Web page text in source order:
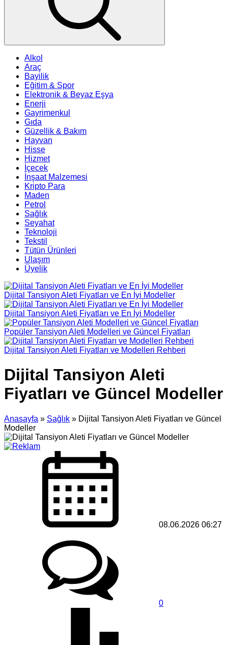
Alkol
Araç
Bayilik
Eğitim & Spor
Elektronik & Beyaz Eşya
Enerji
Gayrimenkul
Gıda
Güzellik & Bakım
Hayvan
Hisse
Hizmet
İçecek
İnşaat Malzemesi
Kripto Para
Maden
Petrol
Sağlık
Seyahat
Teknoloji
Tekstil
Tütün Ürünleri
Ulaşım
Üyelik
Dijital Tansiyon Aleti Fiyatları ve En İyi Modeller
Dijital Tansiyon Aleti Fiyatları ve En İyi Modeller
Popüler Tansiyon Aleti Modelleri ve Güncel Fiyatları
Dijital Tansiyon Aleti Fiyatları ve Modelleri Rehberi
Dijital Tansiyon Aleti
Fiyatları ve Güncel Modeller
Anasayfa » Sağlık » Dijital Tansiyon Aleti Fiyatları ve Güncel
Modeller
08.06.2026 06:27
0